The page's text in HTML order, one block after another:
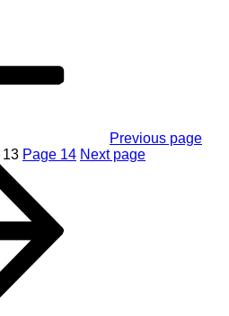
Previous page
13 Page 14 Next page